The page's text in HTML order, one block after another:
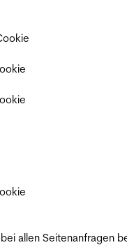
allen Seitenanfragen